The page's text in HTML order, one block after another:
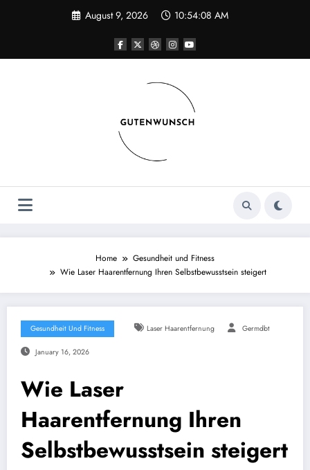
August 9, 2026 10:54:08 AM
Home
Gesundheit und Fitness
Wie Laser Haarentfernung Ihren Selbstbewusstsein steigert
Gesundheit Und Fitness Laser Haarentfernung Germdbt
January 16, 2026
Wie Laser
Haarentfernung Ihren
Selbstbewusstsein steigert